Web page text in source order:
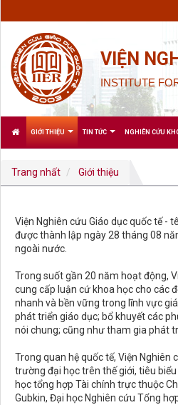
VIỆN
INSTITUTE
GIỚI THIỆU TIN TỨC NGHIÊN CỨU
Trang nhất Giới thiệu
Viện Nghiên cứu Giáo dục quốc tế -
được thành lập ngày 28 tháng 08
ngoài nước.
Trong suốt gần 20 năm hoạt động,
cung cấp luận cứ khoa học cho các
nhanh và bền vững trong lĩnh vực
phát triển giáo dục; bổ khuyết các
nói chung; cũng như tham gia phát
Trong quan hệ quốc tế, Viện Nghiên
trường đại học trên thế giới, tiêu
học tổng hợp Tài chính trực thuộc
Gubkin, Đại học Nghiên cứu Tổng